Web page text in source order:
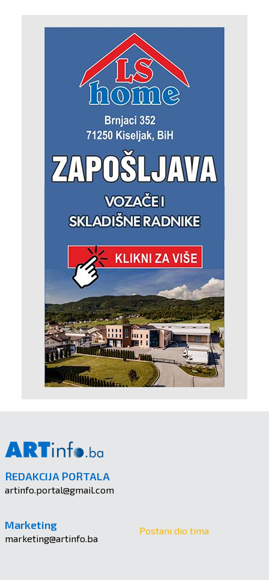
REDAKCIJA PORTALA
artinfo.portal@gmail.com
Marketing
marketing@artinfo.ba
Postani dio tima